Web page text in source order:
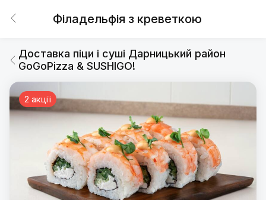
Філадельфія з креветкою
Доставка піци і суші Дарницький район
GoGoPizza & SUSHIGO!
2 акції